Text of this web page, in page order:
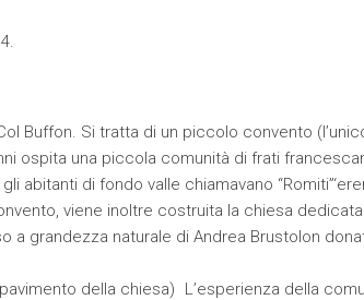
Buffon. Si tratta di un piccolo convento
ospita una piccola comunità di frati
abitanti di fondo valle chiamavano
viene inoltre costruita la chiesa
a grandezza naturale di Andrea Brustolon
della chiesa) L’esperienza della